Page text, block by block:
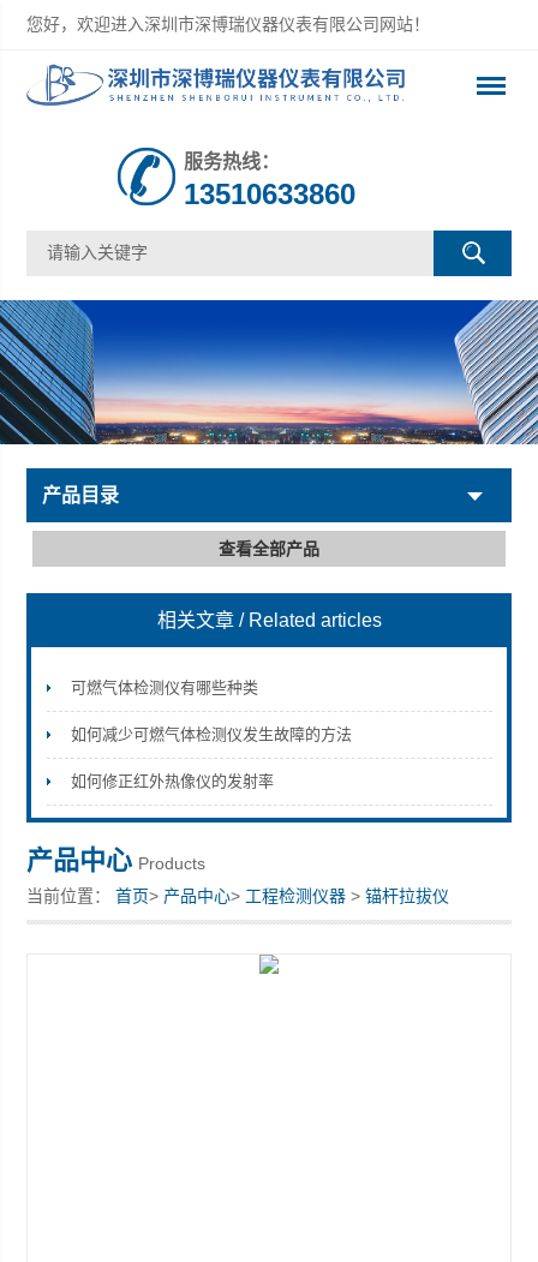
您好，欢迎进入深圳市深博瑞仪器仪表有限公司网站！
深圳市深博瑞仪器仪表有限公司
服务热线：
13510633860
产品目录
查看全部产品
相关文章 / Related articles
可燃气体检测仪有哪些种类
如何减少可燃气体检测仪发生故障的方法
如何修正红外热像仪的发射率
产品中心 Products
当前位置：首页> 产品中心> 工程检测仪器 >锚杆拉拔仪